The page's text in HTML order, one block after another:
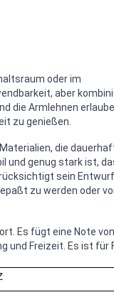
oder im
aber
die Armlehnen
zu genießen.
die
und genug stark ist,
sein
zu werden oder
Es fügt eine Note von
und Freizeit. Es ist für